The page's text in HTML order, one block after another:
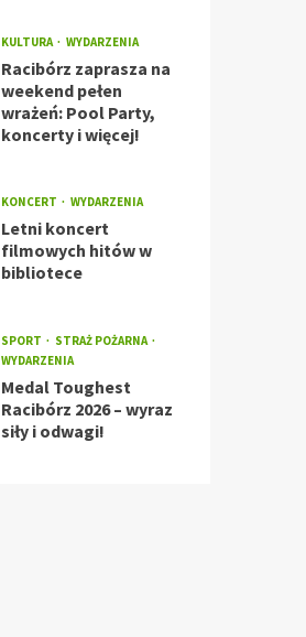
KULTURA WYDARZENIA
Racibórz zaprasza na
weekend pełen
wrażeń: Pool Party,
koncerty i więcej!
KONCERT WYDARZENIA
Letni koncert
filmowych hitów w
bibliotece
SPORT
STRAŻ POŻARNA
WYDARZENIA
Medal Toughest
Racibórz 2026 – wyraz
siły i odwagi!